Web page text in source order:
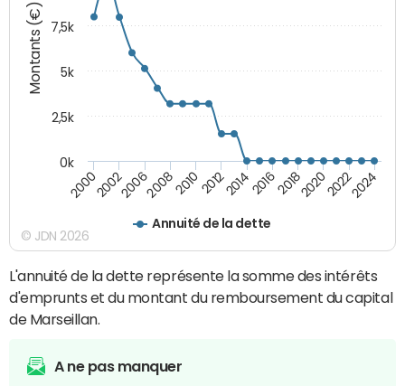
Montants (€)
Annuité de la dette
200020022006200820102012201420162018202020222024
0k
2,5k
5k
7,5k
© JDN 2026
L'annuité de la dette représente la somme des intérêts
d'emprunts et du montant du remboursement du capital
de Marseillan.
A ne pas manquer